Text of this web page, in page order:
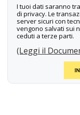
I tuoi dati saranno
di privacy. Le
server sicuri con
vengono salvati sui
ceduti a terze parti.
(Leggi il